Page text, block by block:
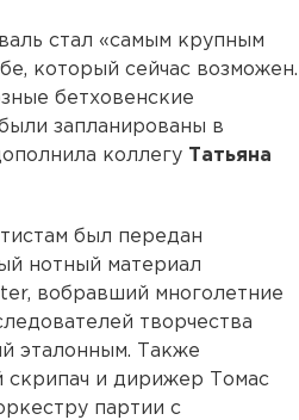
стал «самым крупным
который сейчас возможен.
бетховенские
запланированы в
коллегу Татьяна
был передан
нотный материал
вобравший многолетние
творчества
эталонным. Также
скрипач и дирижер Томас
партии с